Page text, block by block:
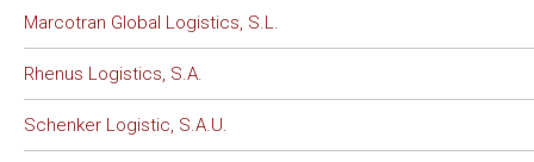
Marcotran Global Logistics, S.L.
Rhenus Logistics, S.A.
Schenker Logistic, S.A.U.